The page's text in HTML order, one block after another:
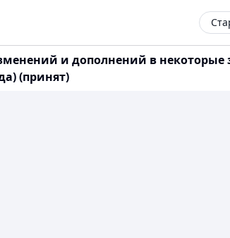
и дополнений в
(принят)